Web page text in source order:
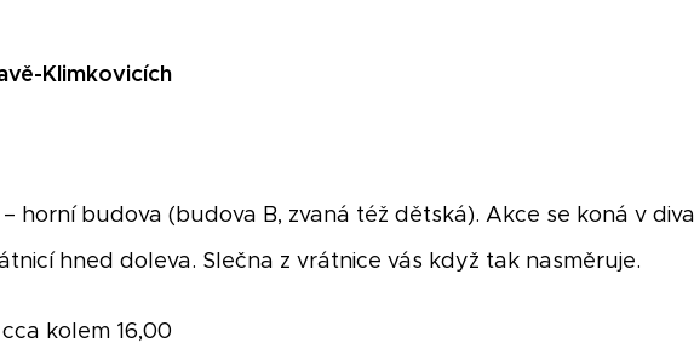
Klimkovicích
horní budova (budova B, zvaná též dětská). Akce se koná v
hned doleva. Slečna z vrátnice vás když tak nasměruje.
kolem 16,00